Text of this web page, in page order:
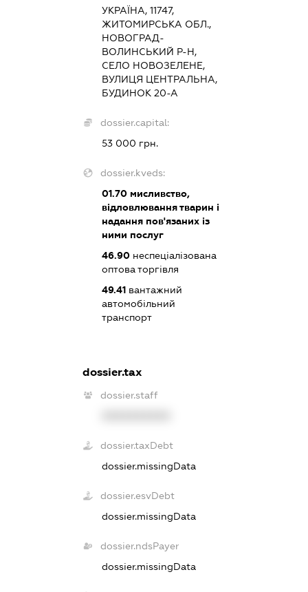
УКРАЇНА, 11747,
ЖИТОМИРСЬКА ОБЛ.,
НОВОГРАД-
ВОЛИНСЬКИЙ Р-Н,
СЕЛО НОВОЗЕЛЕНЕ,
ВУЛИЦЯ ЦЕНТРАЛЬНА,
БУДИНОК 20-А
dossier.capital:
53 000 грн.
dossier.kveds:
01.70 мисливство,
відловлювання тварин і
надання пов'язаних із
ними послуг
46.90 неспеціалізована
оптова торгівля
49.41 вантажний
автомобільний
транспорт
dossier.tax
dossier.staff
dossier.taxDebt
dossier.missingData
dossier.esvDebt
dossier.missingData
dossier.ndsPayer
dossier.missingData